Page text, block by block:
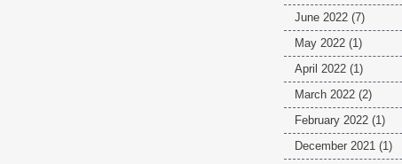
June 2022 (7)
May 2022 (1)
April 2022 (1)
March 2022 (2)
February 2022 (1)
December 2021 (1)